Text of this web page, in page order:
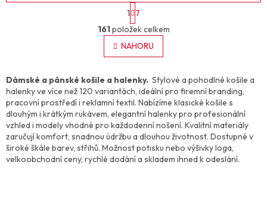
O
v
l
á
a
c
í
p
r
v
k
y
S
t
r
á
n
k
v
á
n
í
1
7
161položek celkem
NAHORU
Dámské a pánské košile a halenky. Stylové a pohodlné košile a
halenky ve více než 120 variantách, ideální pro firemní branding,
pracovní prostředí i reklamní textil. Nabízíme klasické košile s
dlouhým i krátkým rukávem, elegantní halenky pro profesionální
vzhled i modely vhodné pro každodenní nošení. Kvalitní materiály
zaručují komfort, snadnou údržbu a dlouhou životnost. Dostupné v
široké škále barev, střihů. Možnost potisku nebo výšivky loga,
velkoobchodní ceny, rychlé dodání a skladem ihned k odeslání.